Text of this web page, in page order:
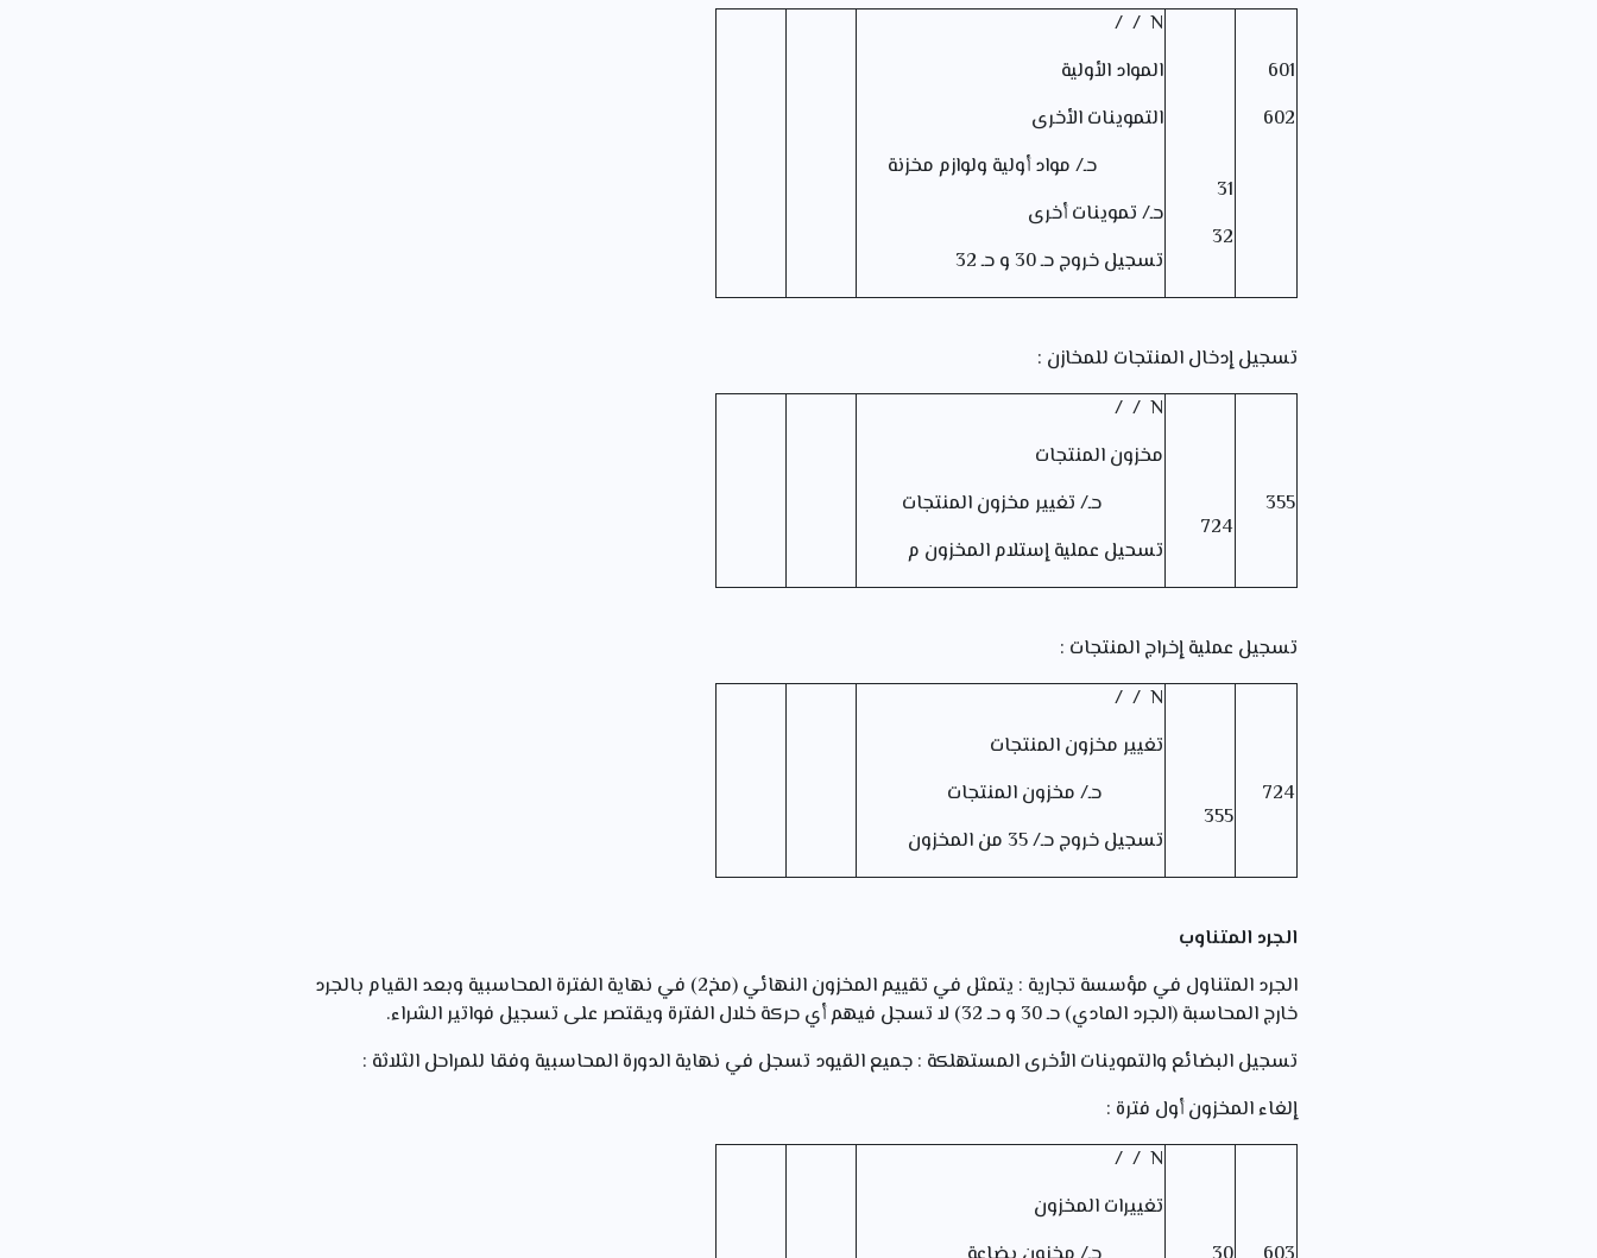
601
602
31
32
N / /
المواد الأولية
التموينات الأخرى
حـ/ مواد أولية ولوازم مخزنة
حـ/ تموينات أخرى
تسجيل خروج حـ 30 و حـ 32
تسجيل إدخال المنتجات للمخازن :
355
724
N / /
مخزون المنتجات
حـ/ تغيير مخزون المنتجات
تسحيل عملية إستلام المخزون م
تسجيل عملية إخراج المنتجات :
724
355
N / /
تغيير مخزون المنتجات
حـ/ مخزون المنتجات
تسجيل خروج حـ/ 35 من المخزون
الجرد المتناوب
الجرد المتناول في مؤسسة تجارية : يتمثل في تقييم المخزون النهائي (مخ2) في نهاية الفترة المحاسبية وبعد القيام بالجرد
خارج المحاسبة (الجرد المادي) حـ 30 و حـ 32) لا تسجل فيهم أي حركة خلال الفترة ويقتصر على تسجيل فواتير الشراء.
تسجيل البضائع والتموينات الأخرى المستهلكة : جميع القيود تسجل في نهاية الدورة المحاسبية وفقا للمراحل الثلاثة :
إلغاء المخزون أول فترة :
N / /
تغييرات المخزون